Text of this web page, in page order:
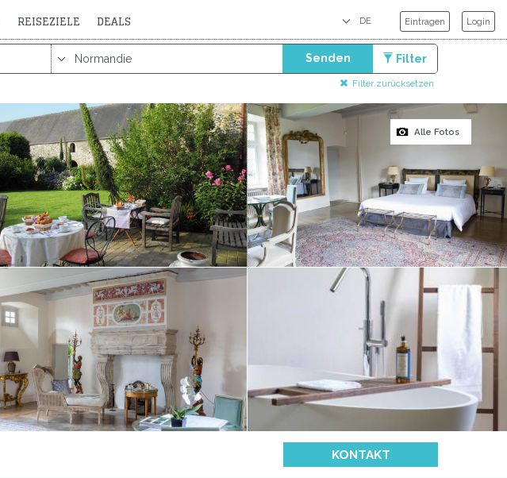
REISEZIELE DEALS Eintragen Login
Senden Filter
Filter zurücksetzen
Alle Fotos
KONTAKT